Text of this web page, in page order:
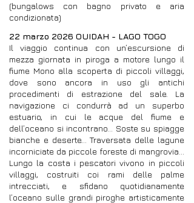
(bungalows con bagno privato e aria
condizionata)
22 marzo 2026 OUIDAH - LAGO TOGO
Il viaggio continua con un’escursione di
mezza giornata in piroga a motore lungo il
fiume Mono alla scoperta di piccoli villaggi,
dove sono ancora in uso gli antichi
procedimenti di estrazione del sale. La
navigazione ci condurrà ad un superbo
estuario, in cui le acque del fiume e
dell’oceano si incontrano... Soste su spiagge
bianche e deserte... Traversata delle lagune
incorniciate da piccole foreste di mangrovia...
Lungo la costa i pescatori vivono in piccoli
villaggi, costruiti coi rami delle palme
intrecciati, e sfidano quotidianamente
l’oceano sulle grandi piroghe artisticamente